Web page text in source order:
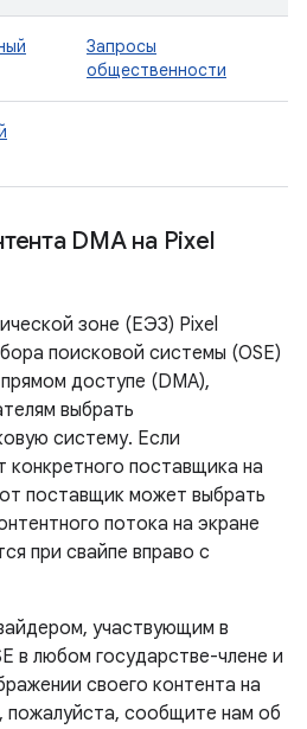
Запросы
общественности
DMA на Pixel
зоне (ЕЭЗ) Pixel
поисковой системы (OSE)
доступе (DMA),
выбрать
систему. Если
конкретного поставщика на
поставщик может выбрать
потока на экране
при свайпе вправо с
участвующим в
в любом государстве-члене и
своего контента на
пожалуйста, сообщите нам об